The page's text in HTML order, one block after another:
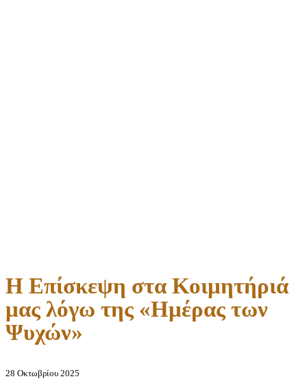
Η Επίσκεψη στα Κοιμητήριά
μας λόγω της «Ημέρας των
Ψυχών»
28 Οκτωβρίου 2025